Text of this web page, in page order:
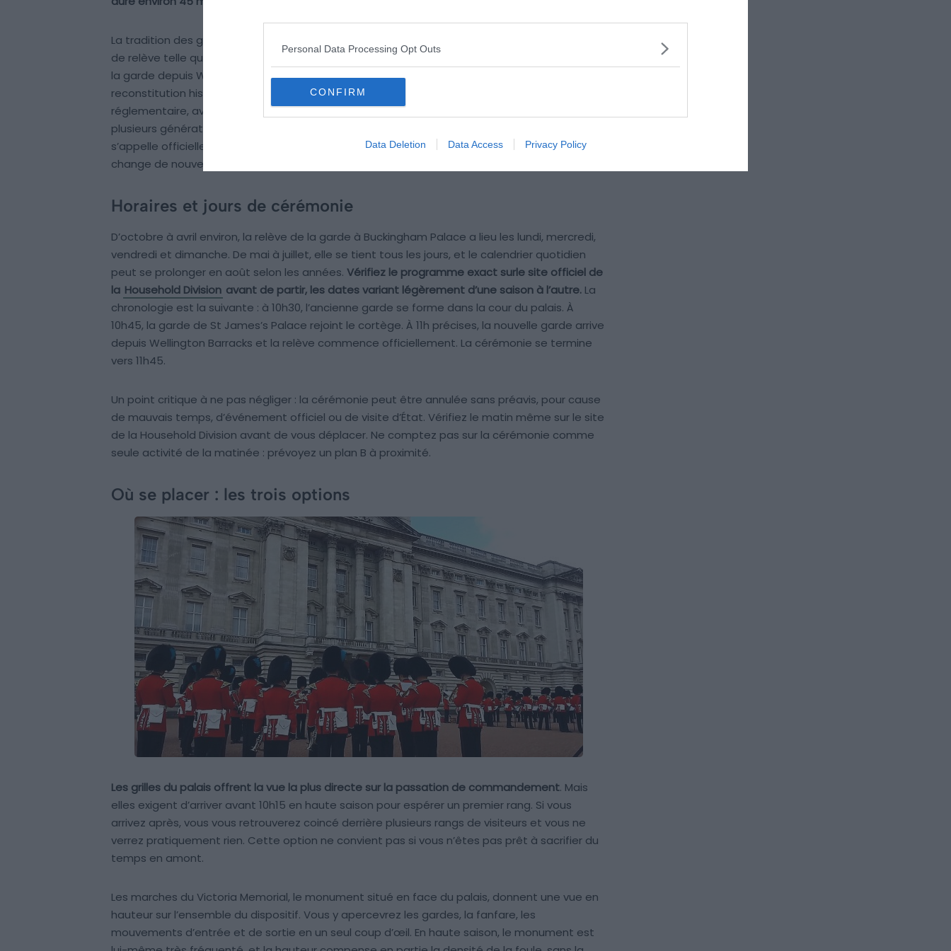
Personal Data Processing Opt Outs
CONFIRM
Data Deletion Data Access Privacy Policy
La tradition des gardes royales à pied existe depuis le XVe siècle. Mais la cérémonie formelle
de relève telle qu’on la connaît aujourd’hui s’est codifiée bien plus tard, après le transfert de
la garde depuis Whitehall vers Buckingham Palace. Ce que vous regardez n’est pas une
reconstitution historique. Ce sont de vrais soldats qui changent de faction de façon
réglementaire, avec un protocole militaire précis, dans une chorégraphie rodée depuis
plusieurs générations. Depuis la mort d’Elizabeth II en septembre 2022, la garde en poste
s’appelle officiellement la Garde du Roi. Elle redeviendra Garde de la Reine si le souverain
change de nouveau.
Horaires et jours de cérémonie
D’octobre à avril environ, la relève de la garde à Buckingham Palace a lieu les lundi, mercredi,
vendredi et dimanche. De mai à juillet, elle se tient tous les jours, et le calendrier quotidien
peut se prolonger en août selon les années. Vérifiez le programme exact surle site officiel de
la Household Division avant de partir, les dates variant légèrement d’une saison à l’autre. La
chronologie est la suivante : à 10h30, l’ancienne garde se forme dans la cour du palais. À
10h45, la garde de St James’s Palace rejoint le cortège. À 11h précises, la nouvelle garde arrive
depuis Wellington Barracks et la relève commence officiellement. La cérémonie se termine
vers 11h45.
Un point critique à ne pas négliger : la cérémonie peut être annulée sans préavis, pour cause
de mauvais temps, d’événement officiel ou de visite d’État. Vérifiez le matin même sur le site
de la Household Division avant de vous déplacer. Ne comptez pas sur la cérémonie comme
seule activité de la matinée : prévoyez un plan B à proximité.
Où se placer : les trois options
Les grilles du palais offrent la vue la plus directe sur la passation de commandement. Mais
elles exigent d’arriver avant 10h15 en haute saison pour espérer un premier rang. Si vous
arrivez après, vous vous retrouverez coincé derrière plusieurs rangs de visiteurs et vous ne
verrez pratiquement rien. Cette option ne convient pas si vous n’êtes pas prêt à sacrifier du
temps en amont.
Les marches du Victoria Memorial, le monument situé en face du palais, donnent une vue en
hauteur sur l’ensemble du dispositif. Vous y apercevrez les gardes, la fanfare, les
mouvements d’entrée et de sortie en un seul coup d’œil. En haute saison, le monument est